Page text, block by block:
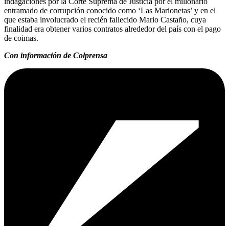
entramado de corrupción conocido como ‘Las Marionetas’ y en el
que estaba involucrado el recién fallecido Mario Castaño, cuya
finalidad era obtener varios contratos alrededor del país con el pago
de coimas.
Con información de Colprensa